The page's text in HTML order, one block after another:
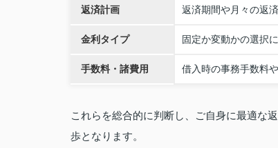
返済計画 返済期間や月々の返
金利タイプ 固定か変動かの選択
手数料・諸費用 借入時の事務手数料
これらを総合的に判断し、ご自身に最適な
歩となります。